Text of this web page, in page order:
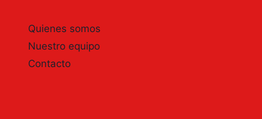
Quienes somos
Nuestro equipo
Contacto